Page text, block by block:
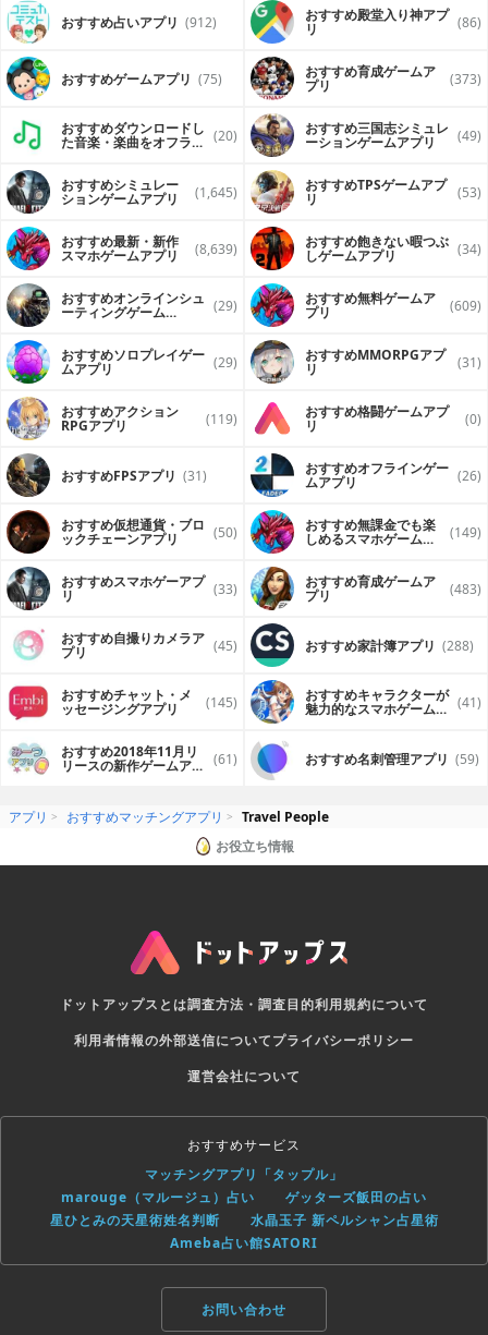
おすすめ占いアプリ (912) おすすめ殿堂入り神アプ
リ (86)
おすすめゲームアプリ (75) おすすめ育成ゲームア
プリ (373)
おすすめダウンロードし
た音楽・楽曲をオフライ (20) おすすめ三国志シミュレ
ーションゲームアプリ (49)
おすすめシミュレー
ションゲームアプリ (1,645) おすすめTPSゲームアプ
リ (53)
おすすめ最新・新作
スマホゲームアプリ (8,639) おすすめ飽きない暇つぶ
しゲームアプリ (34)
おすすめオンラインシュ
ーティングゲーム (29) おすすめ無料ゲームア
プリ (609)
おすすめソロプレイゲー
ムアプリ (29) おすすめ MMORPGアプ
リ (31)
おすすめアクション
RPGアプリ (119) おすすめ格闘ゲームアプ
リ (0)
おすすめFPSアプリ (31) おすすめオフラインゲー
ムアプリ (26)
おすすめ仮想通貨・ブロ
ックチェーンアプリ (50) おすすめ無課金でも楽
しめるスマホゲームア (149)
おすすめスマホゲーアプ
リ (33) おすすめ育成ゲームア
プリ (483)
おすすめ自撮りカメラア
プリ (45) おすすめ家計簿アプリ (288)
おすすめチャット・メ
ッセージングアプリ (145) おすすめキャラクターが
魅力的なスマホゲームア (41)
おすすめ2018年11月リ
リースの新作ゲームアプ (61) おすすめ名刺管理アプリ (59)
アプリ おすすめマッチングアプリ
Travel People
お役立ち情報
ドットアップスとは調査方法・調査目的利用規約について
利用者情報の外部送信についてプライバシーポリシー
運営会社について
おすすめサービス
マッチングアプリ「タップル」
marouge（マルージュ）占い
ゲッターズ飯田の占い
星ひとみの天星術姓名判断
水晶玉子 新ペルシャン占星術
Ameba占い館SATORI
お問い合わせ